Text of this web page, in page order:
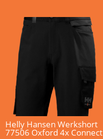
Helly Hansen Werkshort
77506 Oxford 4x Connect